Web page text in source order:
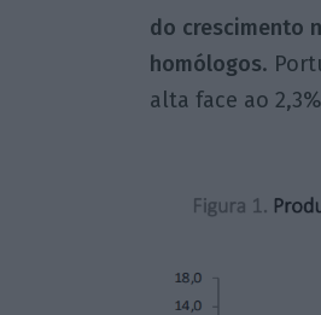
do crescimento
homólogos.
alta face ao